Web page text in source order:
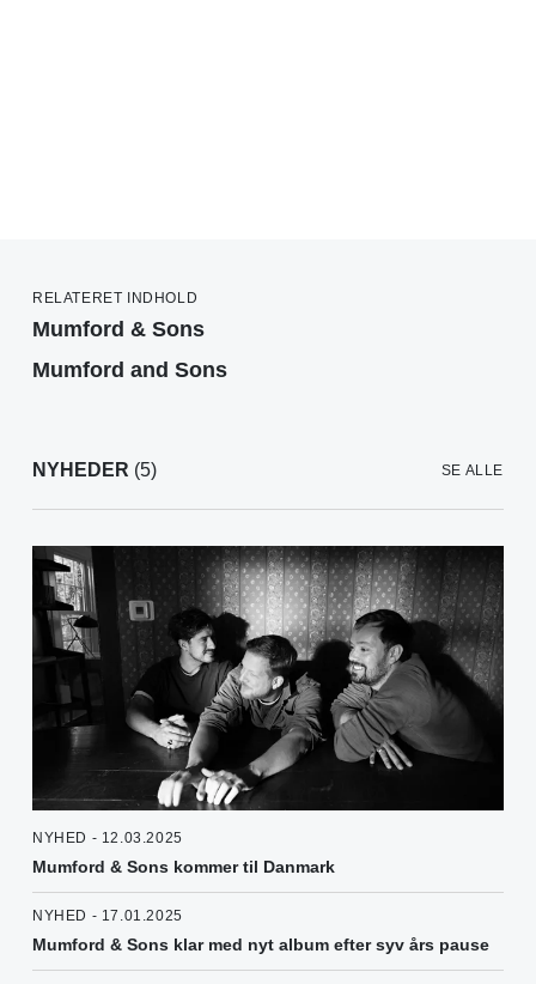
RELATERET INDHOLD
Mumford & Sons
Mumford and Sons
NYHEDER (5) SE ALLE
NYHED - 12.03.2025
Mumford & Sons kommer til Danmark
NYHED - 17.01.2025
Mumford & Sons klar med nyt album efter syv års pause